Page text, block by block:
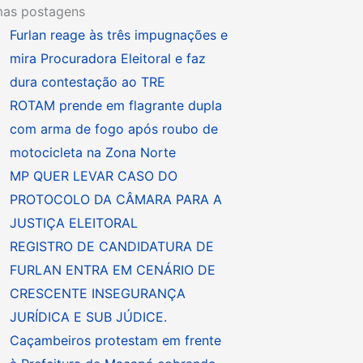
postagens
Furlan reage às três impugnações e
mira Procuradora Eleitoral e faz
dura contestação ao TRE
ROTAM prende em flagrante dupla
com arma de fogo após roubo de
motocicleta na Zona Norte
MP QUER LEVAR CASO DO
PROTOCOLO DA CÂMARA PARA A
JUSTIÇA ELEITORAL
REGISTRO DE CANDIDATURA DE
FURLAN ENTRA EM CENÁRIO DE
CRESCENTE INSEGURANÇA
JURÍDICA E SUB JÚDICE.
Caçambeiros protestam em frente